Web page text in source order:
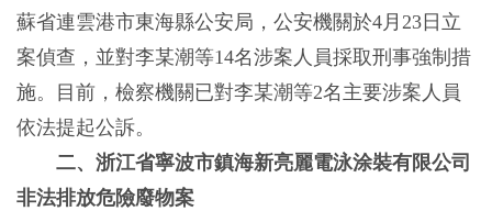
蘇省連雲港市東海縣公安局，公安機關於4月23日立
案偵查，並對李某潮等14名涉案人員採取刑事強制措
施。目前，檢察機關已對李某潮等2名主要涉案人員
依法提起公訴。
二、浙江省寧波市鎮海新亮麗電泳涂裝有限公司
非法排放危險廢物案